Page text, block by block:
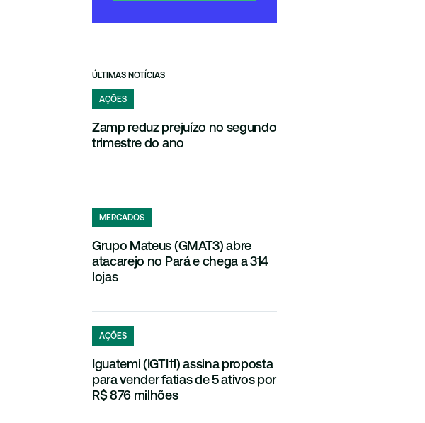
ÚLTIMAS NOTÍCIAS
AÇÕES
Zamp reduz prejuízo no segundo
trimestre do ano
MERCADOS
Grupo Mateus (GMAT3) abre
atacarejo no Pará e chega a 314
lojas
AÇÕES
Iguatemi (IGTI11) assina proposta
para vender fatias de 5 ativos por
R$ 876 milhões